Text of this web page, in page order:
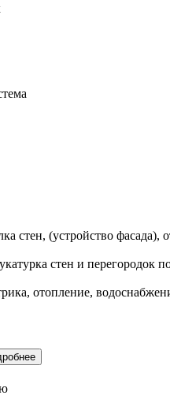
стен, (устройство фасада),
стен и перегородок
отопление,